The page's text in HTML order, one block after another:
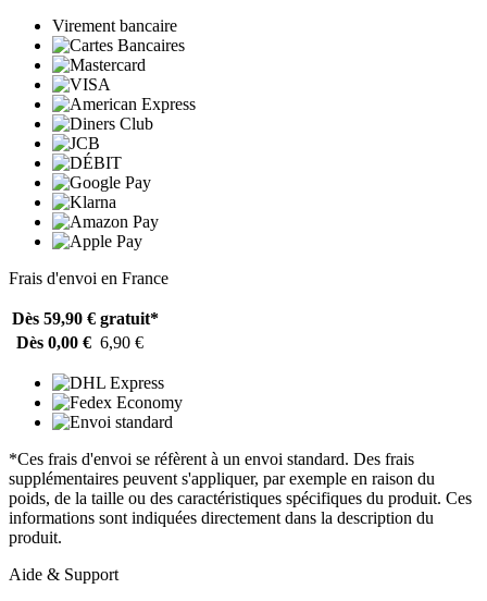
Virement bancaire
Frais d'envoi en France
Dès 59,90 € gratuit*
Dès 0,00 € 6,90 €
*Ces frais d'envoi se réfèrent à un envoi standard. Des frais
supplémentaires peuvent s'appliquer, par exemple en raison du
poids, de la taille ou des caractéristiques spécifiques du produit. Ces
informations sont indiquées directement dans la description du
produit.
Aide & Support